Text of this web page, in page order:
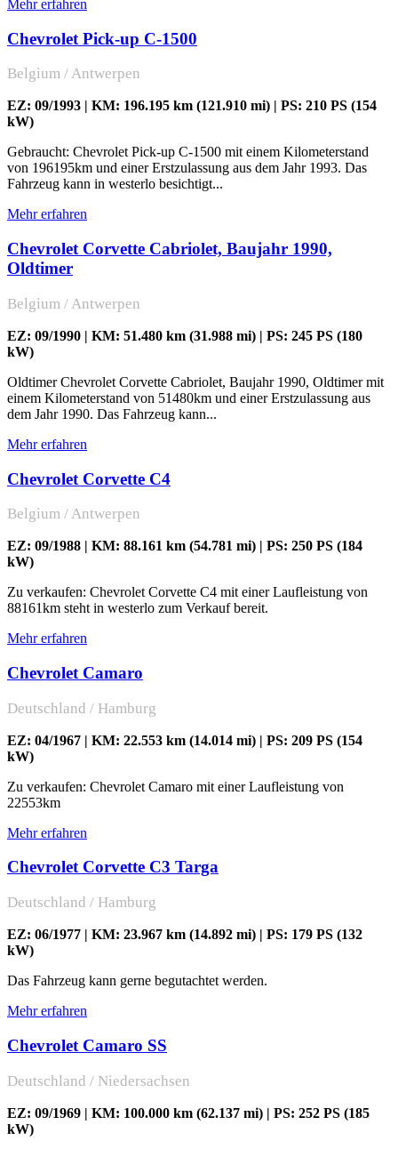
Mehr erfahren
Chevrolet Pick-up C-1500
Belgium / Antwerpen
EZ: 09/1993 | KM: 196.195 km (121.910 mi) | PS: 210 PS (154
kW)
Gebraucht: Chevrolet Pick-up C-1500 mit einem Kilometerstand
von 196195km und einer Erstzulassung aus dem Jahr 1993. Das
Fahrzeug kann in westerlo besichtigt...
Mehr erfahren
Chevrolet Corvette Cabriolet, Baujahr 1990,
Oldtimer
Belgium / Antwerpen
EZ: 09/1990 | KM: 51.480 km (31.988 mi) | PS: 245 PS (180
kW)
Oldtimer Chevrolet Corvette Cabriolet, Baujahr 1990, Oldtimer mit
einem Kilometerstand von 51480km und einer Erstzulassung aus
dem Jahr 1990. Das Fahrzeug kann...
Mehr erfahren
Chevrolet Corvette C4
Belgium / Antwerpen
EZ: 09/1988 | KM: 88.161 km (54.781 mi) | PS: 250 PS (184
kW)
Zu verkaufen: Chevrolet Corvette C4 mit einer Laufleistung von
88161km steht in westerlo zum Verkauf bereit.
Mehr erfahren
Chevrolet Camaro
Deutschland / Hamburg
EZ: 04/1967 | KM: 22.553 km (14.014 mi) | PS: 209 PS (154
kW)
Zu verkaufen: Chevrolet Camaro mit einer Laufleistung von
22553km
Mehr erfahren
Chevrolet Corvette C3 Targa
Deutschland / Hamburg
EZ: 06/1977 | KM: 23.967 km (14.892 mi) | PS: 179 PS (132
kW)
Das Fahrzeug kann gerne begutachtet werden.
Mehr erfahren
Chevrolet Camaro SS
Deutschland / Niedersachsen
EZ: 09/1969 | KM: 100.000 km (62.137 mi) | PS: 252 PS (185
kW)